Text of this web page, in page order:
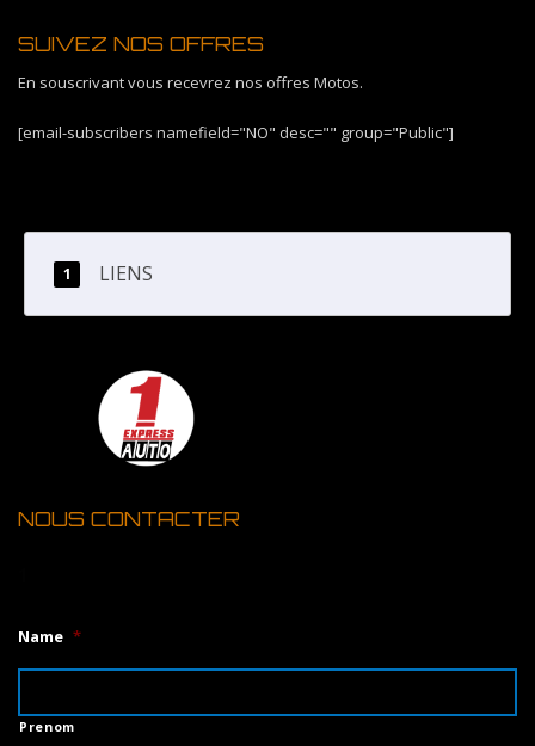
SUIVEZ NOS OFFRES
En souscrivant vous recevrez nos offres Motos.
[email-subscribers namefield="NO" desc="" group="Public"]
LIENS
NOUS CONTACTER
Name *
Prenom